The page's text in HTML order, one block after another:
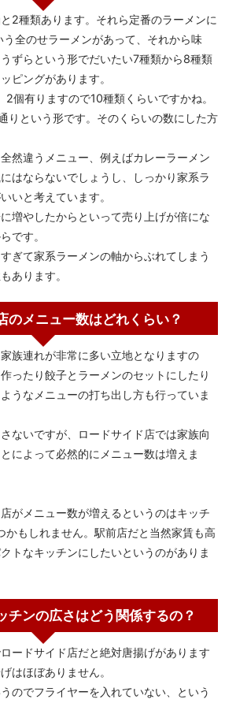
2種類あります。それら定番のラーメンに
全のせラーメンがあって、それから味
ずらという形でだいたい7種類から8種類
ピングがあります。
2個有りますので10種類くらいですかね。
りという形です。そのくらいの数にした方
然違うメニュー、例えばカレーラーメン
はならないでしょうし、しっかり家系ラ
いと考えています。
増やしたからといって売り上げが倍にな
です。
ぎて家系ラーメンの軸からぶれてしまう
あります。
のメニュー数はどれくらい？
族連れが非常に多い立地となりますの
ったり餃子とラーメンのセットにしたり
うなメニューの打ち出し方も行っていま
ないですが、ロードサイド店では家族向
によって必然的にメニュー数は増えま
がメニュー数が増えるというのはキッチ
かもしれません。駅前店だと当然家賃も高
トなキッチンにしたいというのがありま
チンの広さはどう関係するの？
ードサイド店だと絶対唐揚げがあります
はほぼありません。
のでフライヤーを入れていない、という